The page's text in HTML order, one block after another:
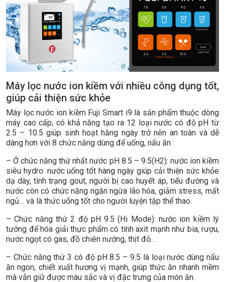
Máy lọc nước ion kiềm với nhiều công dụng tốt,
giúp cải thiện sức khỏe
Máy lọc nước ion kiềm Fuji Smart i9 là sản phẩm thuộc dòng
máy cao cấp, có khả năng tạo ra 12 loại nước có độ pH từ
2.5 – 10.5 giúp sinh hoạt hằng ngày trở nên an toàn và dễ
dàng hơn với 8 chức năng dùng để uống, nấu ăn :
– Ở chức năng thứ nhất nước pH 8.5 – 9.5(H2): nước ion kiềm
siêu hydro: nước uống tốt hàng ngày giúp cải thiện sức khỏe
dạ dày, tình trạng gout, người bị cao huyết áp, tiểu đường và
nước còn có chức năng ngăn ngừa lão hóa, giảm stress, mất
ngủ… và là thức uống tốt cho người luyện tập thể thao.
– Chức năng thứ 2 độ pH 9.5 (Hi Mode): nước ion kiềm lý
tưởng để hóa giải thực phẩm có tính axit mạnh như bia, rượu,
nước ngọt có gas, đồ chiên nướng, thịt đỏ…
– Chức năng thứ 3 có độ pH 8.5 – 9.5 là loại nước dùng nấu
ăn ngon, chiết xuất hương vị mạnh, giúp thức ăn nhanh mềm
mà vẫn giữ được màu sắc và vị đặc trưng của món ăn.